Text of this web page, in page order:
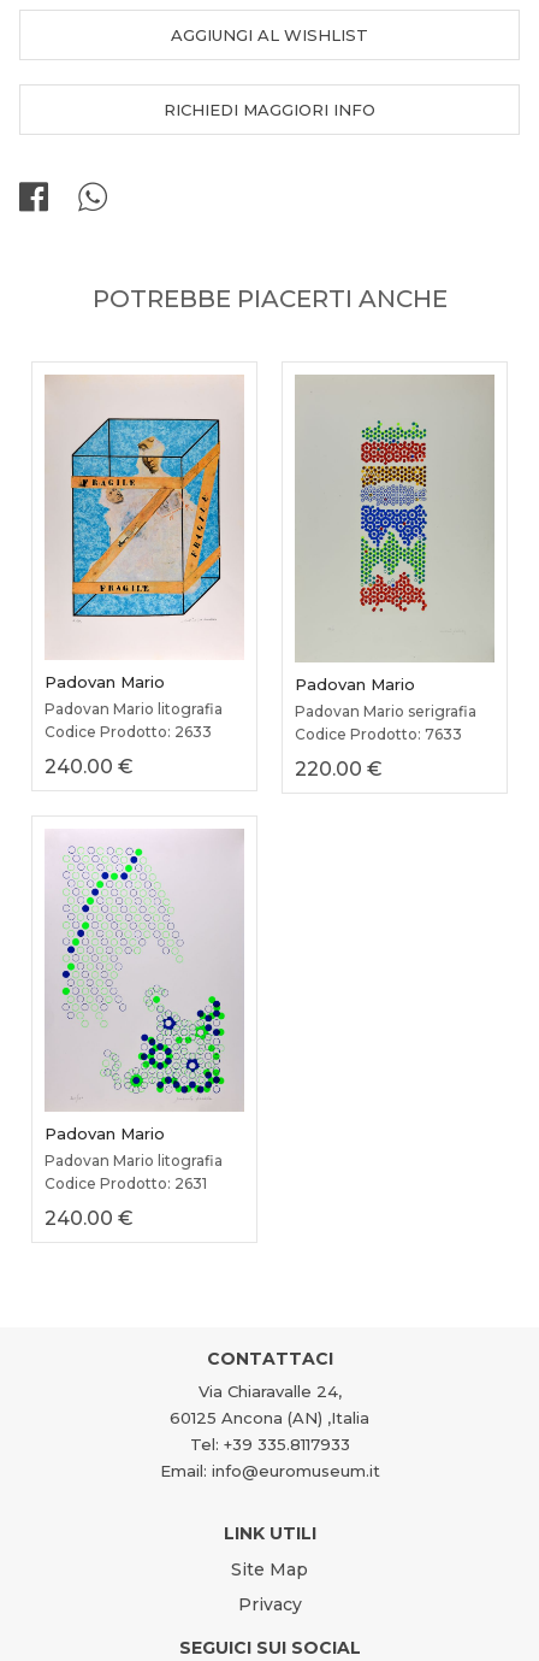
AGGIUNGI AL WISHLIST
RICHIEDI MAGGIORI INFO
POTREBBE PIACERTI ANCHE
Padovan Mario
Padovan Mario litografia
Codice Prodotto: 2633
240.00 €
Padovan Mario
Padovan Mario serigrafia
Codice Prodotto: 7633
220.00 €
Padovan Mario
Padovan Mario litografia
Codice Prodotto: 2631
240.00 €
CONTATTACI
Via Chiaravalle 24,
60125 Ancona (AN) ,Italia
Tel: +39 335.8117933
Email: info@euromuseum.it
LINK UTILI
Site Map
Privacy
SEGUICI SUI SOCIAL